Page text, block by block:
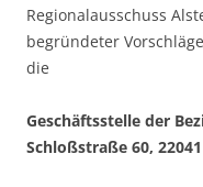
Regionalausschuss
begründeter
die
Geschäftsstelle der
Schloßstraße 60,